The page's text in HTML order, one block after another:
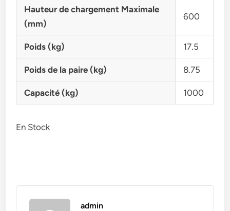
Hauteur de chargement Maximale
(mm)
600
Poids (kg) 17.5
Poids de la paire (kg) 8.75
Capacité (kg) 1000
En Stock
admin